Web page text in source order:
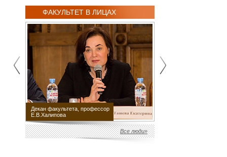
ФАКУЛЬТЕТ В ЛИЦАХ
Декан факультета, профессор
Е.В.Халипова
Все люди»